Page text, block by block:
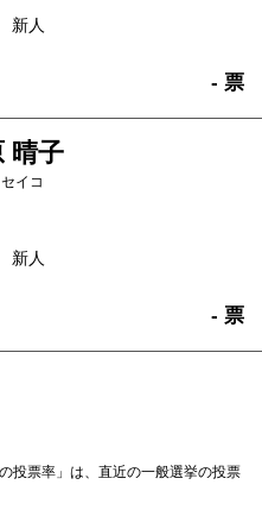
新人
- 票
晴子
イコ
新人
- 票
投票率」は、直近の一般選挙の投票